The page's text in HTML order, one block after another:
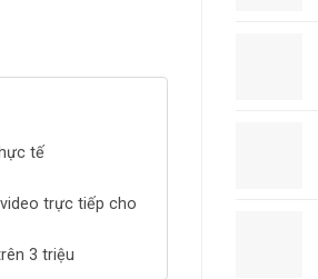
tế
trực tiếp cho
3 triệu